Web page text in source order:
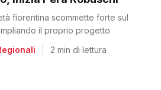
fiorentina scommette forte sul
il proprio progetto
2 min di lettura